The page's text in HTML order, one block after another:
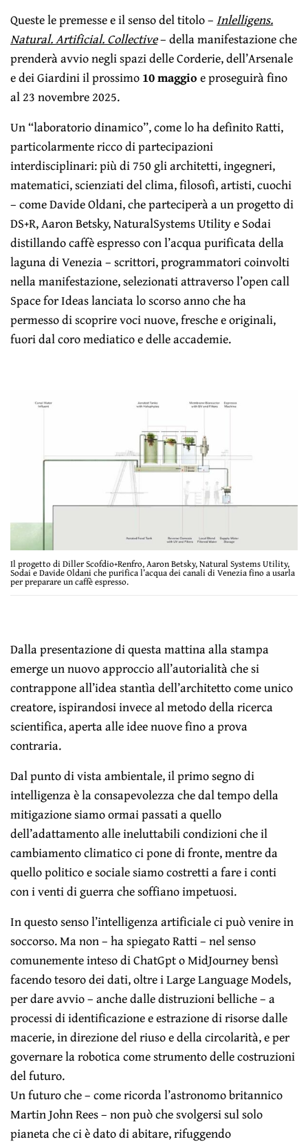
Queste le premesse e il senso del titolo –Inlelligens.
Natural. Artificial.Collective– della manifestazione che
prenderà avvio negli spazi delle Corderie, dell’Arsenale
e dei Giardini il prossimo10 maggioe proseguirà fino
al 23 novembre 2025.
Un “laboratorio dinamico”, come lo ha definito Ratti,
particolarmente ricco di partecipazioni
interdisciplinari: più di 750 gli architetti, ingegneri,
matematici, scienziati del clima, filosofi, artisti, cuochi
– come Davide Oldani, che parteciperà a un progetto di
DS+R, Aaron Betsky, NaturalSystems Utility e Sodai
distillando caffè espresso con l’acqua purificata della
laguna di Venezia – scrittori, programmatori coinvolti
nella manifestazione, selezionati attraverso l’open call
Space for Ideas lanciata lo scorso anno che ha
permesso di scoprire voci nuove, fresche e originali,
fuori dal coro mediatico e delle accademie.
Il progetto di Diller Scofdio+Renfro, Aaron Betsky, Natural Systems Utility,
Sodai e Davide Oldani che purifica l’acqua dei canali di Venezia fino a usarla
per preparare un caffè espresso.
Dalla presentazione di questa mattina alla stampa
emerge un nuovo approccio all’autorialità che si
contrappone all’idea stantìa dell’architetto come unico
creatore, ispirandosi invece al metodo della ricerca
scientifica, aperta alle idee nuove fino a prova
contraria.
Dal punto di vista ambientale, il primo segno di
intelligenza è la consapevolezza che dal tempo della
mitigazione siamo ormai passati a quello
dell’adattamento alle ineluttabili condizioni che il
cambiamento climatico ci pone di fronte, mentre da
quello politico e sociale siamo costretti a fare i conti
con i venti di guerra che soffiano impetuosi.
In questo senso l’intelligenza artificiale ci può venire in
soccorso. Ma non – ha spiegato Ratti – nel senso
comunemente inteso di ChatGpt o MidJourney bensì
facendo tesoro dei dati, oltre i Large Language Models,
per dare avvio – anche dalle distruzioni belliche – a
processi di identificazione e estrazione di risorse dalle
macerie, in direzione del riuso e della circolarità, e per
governare la robotica come strumento delle costruzioni
del futuro.
Un futuro che – come ricorda l’astronomo britannico
Martin John Rees – non può che svolgersi sul solo
pianeta che ci è dato di abitare, rifuggendo